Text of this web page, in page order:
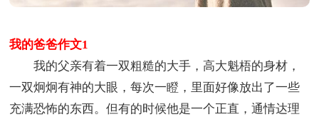
我的爸爸作文1
我的父亲有着一双粗糙的大手，高大魁梧的身材，
一双炯炯有神的大眼，每次一瞪，里面好像放出了一些
充满恐怖的东西。但有的时候他是一个正直，通情达理